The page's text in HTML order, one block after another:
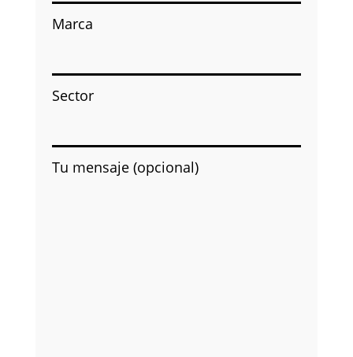
Marca
Sector
Tu mensaje (opcional)